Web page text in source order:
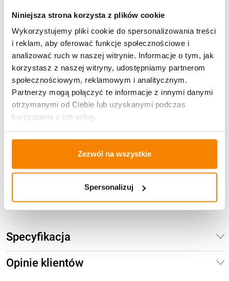
Niniejsza strona korzysta z plików cookie
Wykorzystujemy pliki cookie do spersonalizowania treści
i reklam, aby oferować funkcje społecznościowe i
analizować ruch w naszej witrynie. Informacje o tym, jak
korzystasz z naszej witryny, udostępniamy partnerom
społecznościowym, reklamowym i analitycznym.
Partnerzy mogą połączyć te informacje z innymi danymi
otrzymanymi od Ciebie lub uzyskanymi podczas
korzystania z ich usług.
Zezwól na wszystkie
Spersonalizuj
Znicz Bożonarodzeniowy Choinka ZPCH3 (30 cm)
14,00zł
Brak
Znicz Kapliczka metalowa Premium Choinka ZBCH3M
130,00zł
Dodaj do koszyka
Specyfikacja
Opinie klientów